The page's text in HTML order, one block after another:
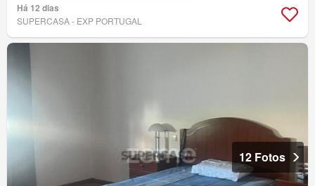
Há 12 dias
SUPERCASA - EXP PORTUGAL
12 Fotos